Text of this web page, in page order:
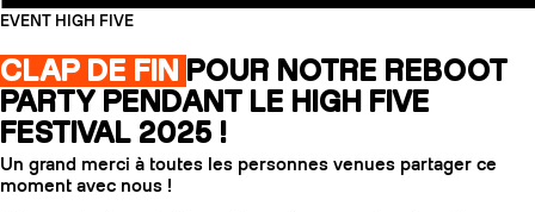
EVENT HIGH FIVE
CLAP DE FIN POUR NOTRE REBOOT
PARTY PENDANT LE HIGH FIVE
FESTIVAL 2025 !
Un grand merci à toutes les personnes venues partager ce
moment avec nous !